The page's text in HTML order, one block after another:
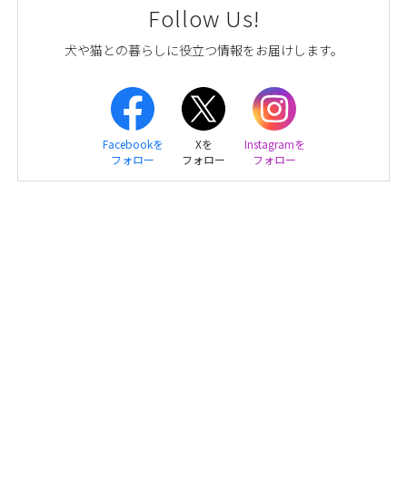
Follow Us!
犬や猫との暮らしに役立つ情報をお届けします。
Facebookを
フォロー
Xを
フォロー
Instagramを
フォロー